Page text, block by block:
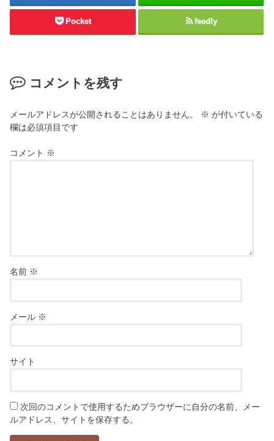
Pocket feedly
コメントを残す
メールアドレスが公開されることはありません。 ※ が付いている
欄は必須項目です
コメント ※
名前 ※
メール ※
サイト
次回のコメントで使用するためブラウザーに自分の名前、メー
ルアドレス、サイトを保存する。